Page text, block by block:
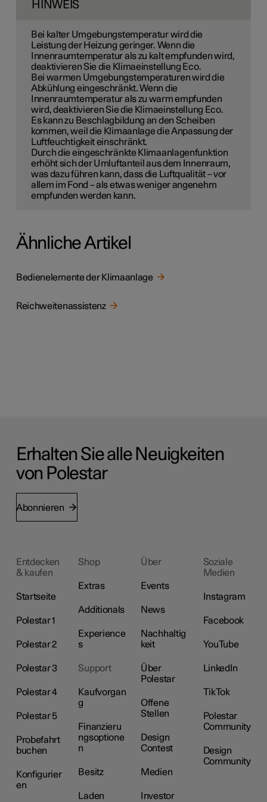
HINWEIS
Bei kalter Umgebungstemperatur wird die
Leistung der Heizung geringer. Wenn die
Innenraumtemperatur als zu kalt empfunden wird,
deaktivieren Sie die Klimaeinstellung Eco.
Bei warmen Umgebungstemperaturen wird die
Abkühlung eingeschränkt. Wenn die
Innenraumtemperatur als zu warm empfunden
wird, deaktivieren Sie die Klimaeinstellung Eco.
Es kann zu Beschlagbildung an den Scheiben
kommen, weil die Klimaanlage die Anpassung der
Luftfeuchtigkeit einschränkt.
Durch die eingeschränkte Klimaanlagenfunktion
erhöht sich der Umluftanteil aus dem Innenraum,
was dazu führen kann, dass die Luftqualität – vor
allem im Fond – als etwas weniger angenehm
empfunden werden kann.
Ähnliche Artikel
Bedienelemente der Klimaanlage
Reichweitenassistenz
Erhalten Sie alle Neuigkeiten
von Polestar
Abonnieren
Entdecken
& kaufen
Startseite
Polestar 1
Polestar 2
Polestar 3
Polestar 4
Polestar 5
Probefahrt
buchen
Konfigurier
en
Shop
Extras
Additionals
Experience
s
Support
Kaufvorgan
g
Finanzieru
ngsoptione
n
Besitz
Laden
Über
Events
News
Nachhaltig
keit
Über
Polestar
Offene
Stellen
Design
Contest
Medien
Investor
Soziale
Medien
Instagram
Facebook
YouTube
LinkedIn
TikTok
Polestar
Community
Design
Community